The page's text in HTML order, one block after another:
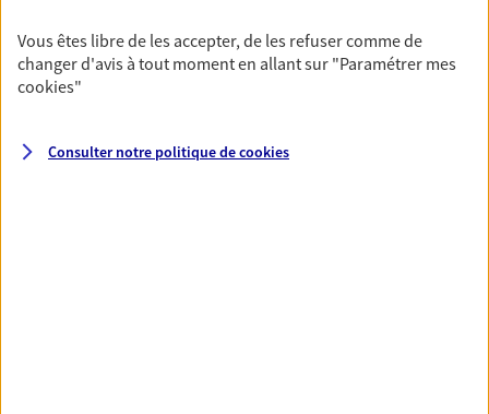
ressources et protégez vos proches en cas d'accident,
d'invalidité, d'incapacité ou de décès.
Vous êtes libre de les accepter, de les refuser comme de
changer d'avis à tout moment en allant sur "Paramétrer mes
cookies"
Consulter notre politique decookies